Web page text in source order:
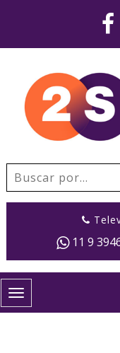
11 9
Toggle
navigation